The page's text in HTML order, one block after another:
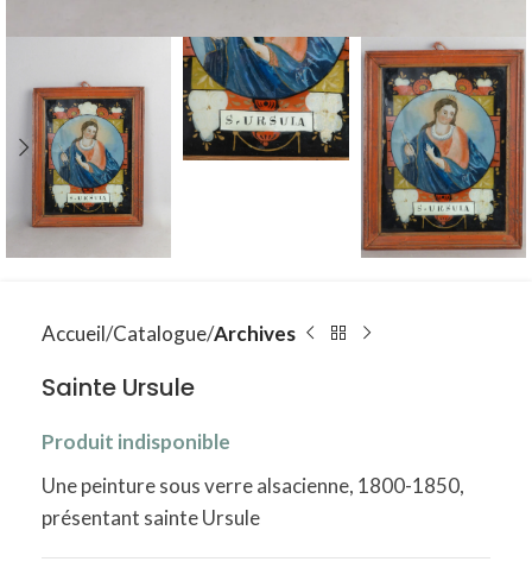
Accueil Catalogue Archives
Sainte Ursule
Produit indisponible
Une peinture sous verre alsacienne, 1800-1850,
présentant sainte Ursule